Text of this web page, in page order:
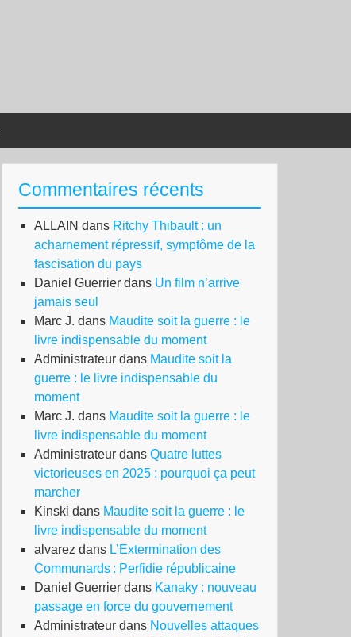
Commentaires récents
ALLAIN dans Ritchy Thibault : un
acharnement répressif, symptôme de la
fascisation du pays
Daniel Guerrier dans Un film n’arrive
jamais seul
Marc J. dans Maudite soit la guerre : le
livre indispensable du moment
Administrateur dans Maudite soit la
guerre : le livre indispensable du
moment
Marc J. dans Maudite soit la guerre : le
livre indispensable du moment
Administrateur dans Quatre luttes
victorieuses en 2025 : pourquoi ça peut
marcher
Kinski dans Maudite soit la guerre : le
livre indispensable du moment
alvarez dans L’Extermination des
Communards : Perfidie républicaine
Daniel Guerrier dans Kanaky : nouveau
passage en force du gouvernement
Administrateur dans Nouvelles attaques